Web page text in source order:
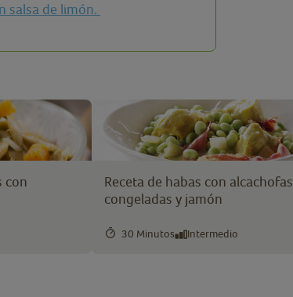
salsa de limón.
con
Receta de habas con alcachofas
congeladas y jamón
30 Minutos Intermedio